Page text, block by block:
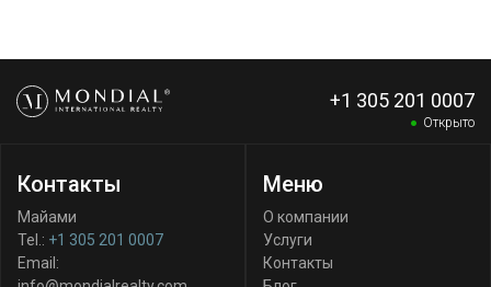
+1 305 201 0007
Открыто
Контакты
Майами
Tel.: +1 305 201 0007
Email:
Меню
О компании
Услуги
Контакты